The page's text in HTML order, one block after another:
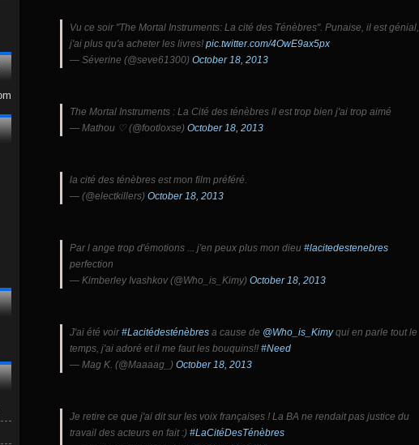
Vu ce soir "The Mortal Instruments: La cité des Ténèbres". Punaise, il est génial,
j'ai plus qu'a acheter les livres! pic.twitter.com/4OwE9ax5px
— Séverine (@seve61300) October 18, 2013
The Mortal Instruments : La Cité des ténèbres il est trop bien j'ai trop aimé
— Mathou ♡ (@footloxse) October 18, 2013
la cité des ténèbres est mon film préféré.
— (@electkillers) October 18, 2013
Par l ange trop d'émotions ... j'en peux plus mon dieu #lacitedestenebres
perfection
— Kimberley Ivashkov (@Who_is_Kimy) October 18, 2013
J'ai été voir#Lacitédesténèbres a cause de @Who_is_Kimyqui en parle tout le
temps, j'ai adoré et il me faut les bouquins!! #Need
— Mag K. (@Maaaag_) October 18, 2013
Je retire ce que j'ai dit sur les voix françaises ! La BA ne rendait pas justice du
travail des acteurs en fait :) #LaCitéDesTénèbres